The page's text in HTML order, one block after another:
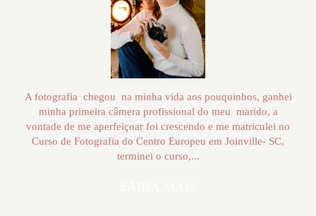
A fotografia chegou na minha vida aos pouquinhos, ganhei
minha primeira câmera profissional do meu marido, a
vontade de me aperfeiçoar foi crescendo e me matriculei no
Curso de Fotografia do Centro Europeu em Joinville- SC,
terminei o curso,...